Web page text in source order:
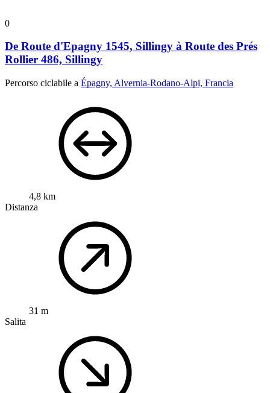
0
De Route d'Epagny 1545, Sillingy à Route des Prés
Rollier 486, Sillingy
Percorso ciclabile a Épagny, Alvernia-Rodano-Alpi, Francia
4,8 km
Distanza
31 m
Salita